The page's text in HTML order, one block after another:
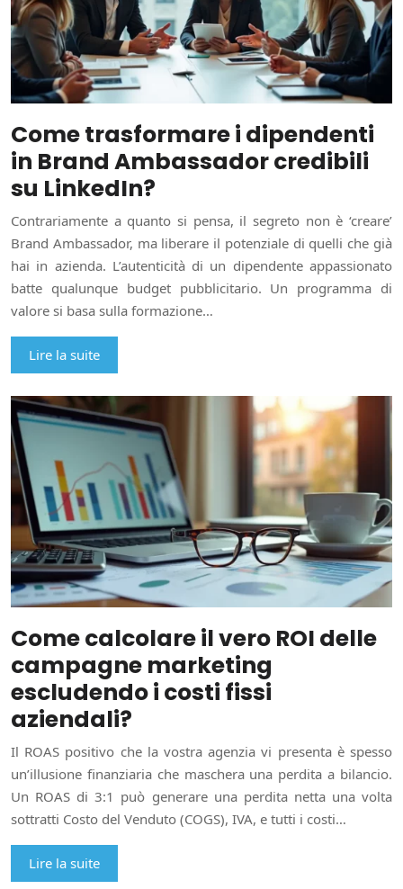
Come trasformare i dipendenti
in Brand Ambassador credibili
su LinkedIn?
Contrariamente a quanto si pensa, il segreto non è ‘creare’
Brand Ambassador, ma liberare il potenziale di quelli che già
hai in azienda. L’autenticità di un dipendente appassionato
batte qualunque budget pubblicitario. Un programma di
valore si basa sulla formazione…
Lire la suite
Come calcolare il vero ROI delle
campagne marketing
escludendo i costi fissi
aziendali?
Il ROAS positivo che la vostra agenzia vi presenta è spesso
un’illusione finanziaria che maschera una perdita a bilancio.
Un ROAS di 3:1 può generare una perdita netta una volta
sottratti Costo del Venduto (COGS), IVA, e tutti i costi…
Lire la suite